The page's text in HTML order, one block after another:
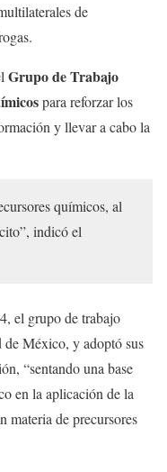
de
Grupo de Trabajo
para reforzar los
y llevar a cabo la
químicos, al
indicó el
el grupo de trabajo
de México, y adoptó sus
“sentando una base
en la aplicación de la
materia de precursores